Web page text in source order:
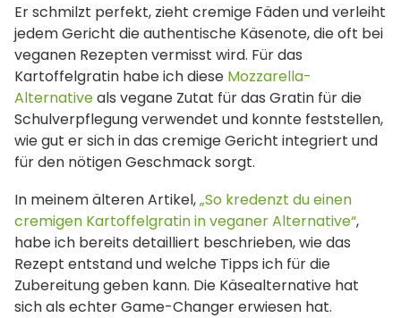
Er schmilzt perfekt, zieht cremige Fäden und verleiht
jedem Gericht die authentische Käsenote, die oft bei
veganen Rezepten vermisst wird. Für das
Kartoffelgratin habe ich diese Mozzarella-
Alternativeals vegane Zutat für das Gratin für die
Schulverpflegung verwendet und konnte feststellen,
wie gut er sich in das cremige Gericht integriert und
für den nötigen Geschmack sorgt.
In meinem älteren Artikel,„So kredenzt du einen
cremigen Kartoffelgratin in veganer Alternative“,
habe ich bereits detailliert beschrieben, wie das
Rezept entstand und welche Tipps ich für die
Zubereitung geben kann. Die Käsealternative hat
sich als echter Game-Changer erwiesen hat.